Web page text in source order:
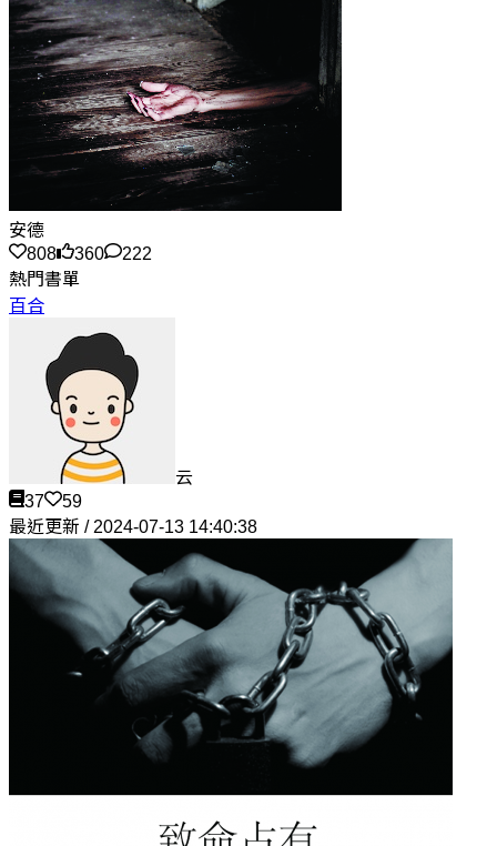
安德
808
360
222
熱門書單
百合
云
37
59
最近更新 / 2024-07-13 14:40:38